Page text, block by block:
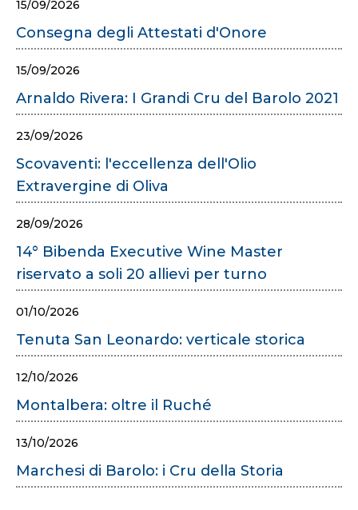
15/09/2026
Consegna degli Attestati d'Onore
15/09/2026
Arnaldo Rivera: I Grandi Cru del Barolo 2021
23/09/2026
Scovaventi: l'eccellenza dell'Olio
Extravergine di Oliva
28/09/2026
14° Bibenda Executive Wine Master
riservato a soli 20 allievi per turno
01/10/2026
Tenuta San Leonardo: verticale storica
12/10/2026
Montalbera: oltre il Ruché
13/10/2026
Marchesi di Barolo: i Cru della Storia